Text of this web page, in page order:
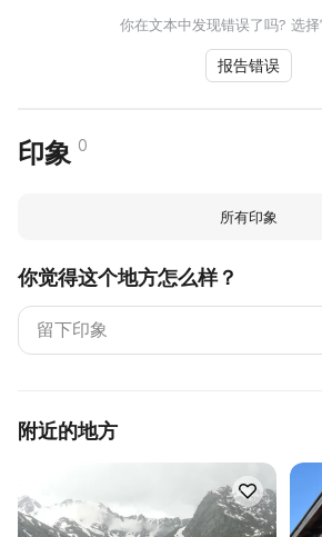
你在文本中发现错误了吗? 选
报告错误
印象 0
所有印象
你觉得这个地方怎么样？
附近的地方